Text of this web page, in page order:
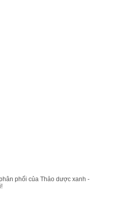
phối của Thảo dược xanh -